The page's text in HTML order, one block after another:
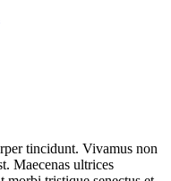
tincidunt. Vivamus non
Maecenas ultrices